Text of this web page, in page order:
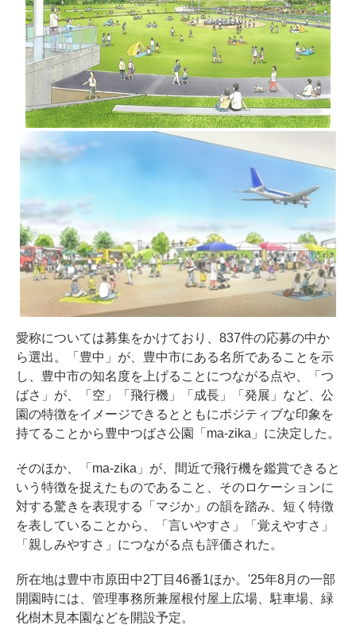
愛称については募集をかけており、837件の応募の中か
ら選出。「豊中」が、豊中市にある名所であることを示
し、豊中市の知名度を上げることにつながる点や、「つ
ばさ」が、「空」「飛行機」「成長」「発展」など、公
園の特徴をイメージできるとともにポジティブな印象を
持てることから豊中つばさ公園「ma-zika」に決定した。
そのほか、「ma-zika」が、間近で飛行機を鑑賞できると
いう特徴を捉えたものであること、そのロケーションに
対する驚きを表現する「マジか」の韻を踏み、短く特徴
を表していることから、「言いやすさ」「覚えやすさ」
「親しみやすさ」につながる点も評価された。
所在地は豊中市原田中2丁目46番1ほか。'25年8月の一部
開園時には、管理事務所兼屋根付屋上広場、駐車場、緑
化樹木見本園などを開設予定。